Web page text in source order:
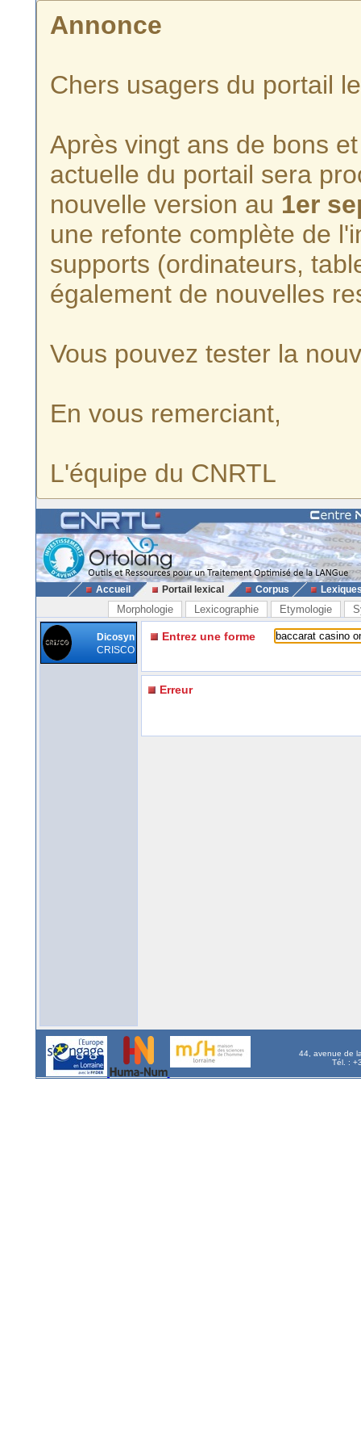
Annonce
Chers usagers du portail
Après vingt ans de bons
actuelle du portail sera
nouvelle version au 1er
une refonte complète de
supports (ordinateurs,
également de nouvelles
Vous pouvez tester la
En vous remerciant,
L'équipe du CNRTL
Accueil Portail lexical Corpus
Morphologie Lexicographie Etymologie
Dicosyn
CRISCO
Entrez une forme
Erreur
44, avenue de
Tél. :